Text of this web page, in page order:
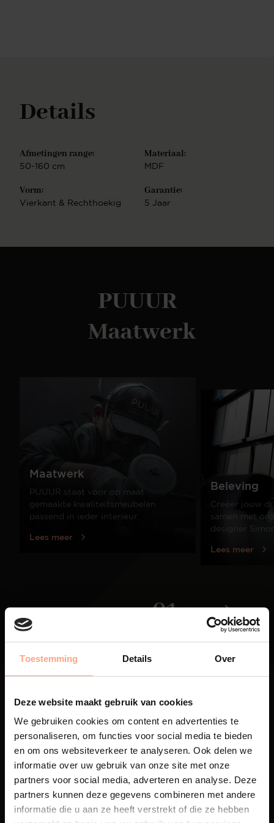
Toestemming Details Over
Deze website maakt gebruik van cookies
We gebruiken cookies om content en advertenties te
personaliseren, om functies voor social media te bieden
en om ons websiteverkeer te analyseren. Ook delen we
informatie over uw gebruik van onze site met onze
partners voor social media, adverteren en analyse. Deze
partners kunnen deze gegevens combineren met andere
informatie die u aan ze heeft verstrekt of die ze hebben
Details
Afmetingen range:
50-160 cm
Materiaal:
MDF
Vorm:
Vierkant & Rechthoekig
Garantie:
5 Jaar
PUUUR
Maatwerk
01 /03
Maatwerk
PUUUR staat voor op maat
gemaakte kwaliteitsmeubelen
passend in ieder interieur.
Lees meer
Beleving
Creëer jouw
samen met
designer
Lees meer
Maatwerk
Een exclusieve handgemaakte
beleving, waar Nederlands
vakmanschap en design
samenkomen.